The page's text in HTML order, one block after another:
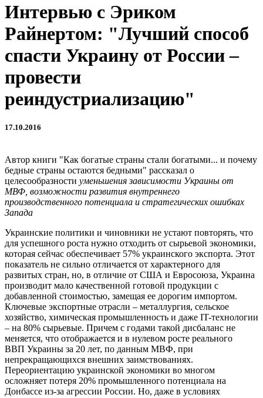
Интервью с Эриком
Райнертом: "Лучший способ
спасти Украину от России –
провести
реиндустриализацию"
17.10.2016
Автор книги "Как богатые страны стали богатыми... и почему
бедные страны остаются бедными" рассказал о
целесообразности уменьшения зависимости Украины от
МВФ, возможности развития внутреннего
производственного потенциала и стратегических ошибках
Запада
Украинские политики и чиновники не устают повторять, что
для успешного роста нужно отходить от сырьевой экономики,
которая сейчас обеспечивает 57% украинского экспорта. Этот
показатель не сильно отличается от характерного для
развитых стран, но, в отличие от США и Евросоюза, Украина
производит мало качественной готовой продукции с
добавленной стоимостью, замещая ее дорогим импортом.
Ключевые экспортные отрасли – металлургия, сельское
хозяйство, химическая промышленность и даже IT-технологии
– на 80% сырьевые. Причем с годами такой дисбаланс не
меняется, что отображается и в нулевом росте реального
ВВП Украины за 20 лет, по данным МВФ, при
непрекращающихся внешних заимствованиях.
Переориентацию украинской экономики во многом
осложняет потеря 20% промышленного потенциала на
Донбассе из-за агрессии России. Но, даже в условиях